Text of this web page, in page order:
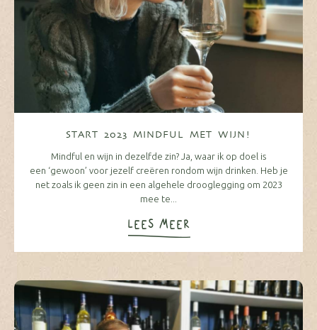
START 2023 MINDFUL MET WIJN!
Mindful en wijn in dezelfde zin? Ja, waar ik op doel is
een ‘gewoon’ voor jezelf creëren rondom wijn drinken. Heb je
net zoals ik geen zin in een algehele drooglegging om 2023
mee te...
LEES MEER